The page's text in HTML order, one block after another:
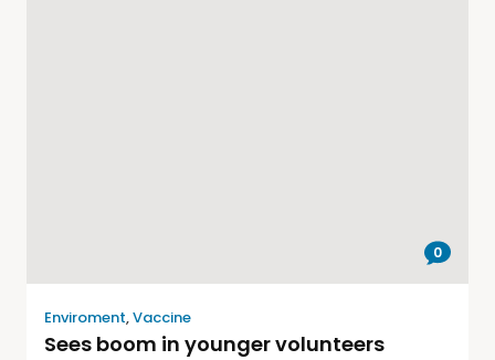
0
Enviroment,Vaccine
Sees boom in younger volunteers